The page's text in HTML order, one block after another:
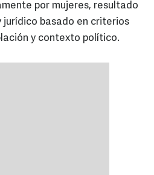
por mujeres, resultado
jurídico basado en criterios
y contexto político.